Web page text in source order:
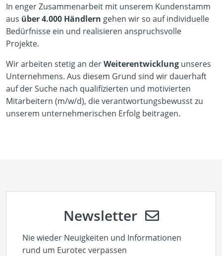
In enger Zusammenarbeit mit unserem Kundenstamm
aus über 4.000 Händlern gehen wir so auf individuelle
Bedürfnisse ein und realisieren anspruchsvolle
Projekte.
Wir arbeiten stetig an derWeiterentwicklung unseres
Unternehmens. Aus diesem Grund sind wir dauerhaft
auf der Suche nach qualifizierten und motivierten
Mitarbeitern (m/w/d), die verantwortungsbewusst zu
unserem unternehmerischen Erfolg beitragen.
Newsletter
Nie wieder Neuigkeiten und Informationen
rund um Eurotec verpassen